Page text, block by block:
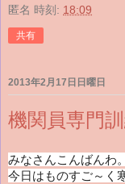
匿名 時刻: 18:09
共有
2013年2月17日日曜日
機関員専門
みなさんこんばんわ
今日はものすご～く